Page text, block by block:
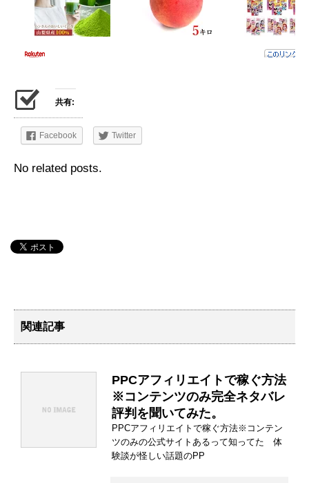
共有:
Facebook Twitter
No related posts.
関連記事
PPCアフィリエイトで稼ぐ方法
※コンテンツのみ完全ネタバレ
評判を聞いてみた。
PPCアフィリエイトで稼ぐ方法※コンテン
ツのみの公式サイトあるって知ってた 体
験談が怪しい話題のPP